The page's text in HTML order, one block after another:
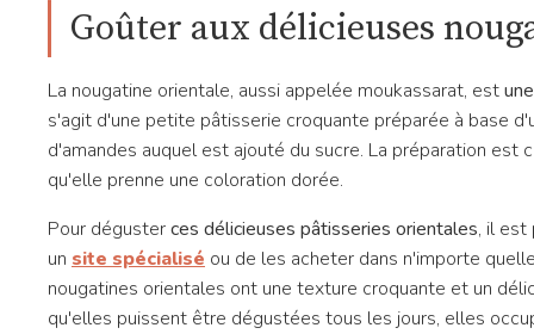
Goûter aux délicieuses
La nougatine orientale, aussi appelée moukassarat, estune
s'agit d'une petite pâtisserie croquante préparée à base
d'amandes auquel est ajouté du sucre. La préparation est
qu'elle prenne une coloration dorée.
Pour dégusterces délicieuses pâtisseries orientales, il est
un site spécialisé ou de les acheter dans n'importe
nougatines orientales ont une texture croquante et un
qu'elles puissent être dégustées tous les jours, elles